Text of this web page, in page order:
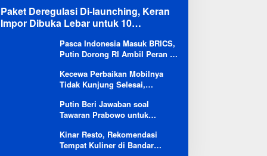
Paket Deregulasi Di-launching, Keran
Impor Dibuka Lebar untuk 10
Pasca Indonesia Masuk BRICS,
Putin Dorong RI Ambil Peran di
Kecewa Perbaikan Mobilnya
Tidak Kunjung Selesai,
Hyundai: Gencar Promosi tapi
Buruk Layanan After-Sales
Putin Beri Jawaban soal
Tawaran Prabowo untuk
Penerbangan Langsung Rusia-
Indonesia
Kinar Resto, Rekomendasi
Tempat Kuliner di Bandar